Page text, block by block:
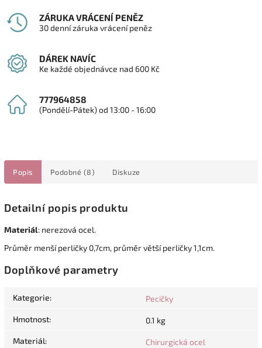
ZÁRUKA VRÁCENÍ PENĚZ
30 denní záruka vrácení peněz
DÁREK NAVÍC
Ke každé objednávce nad 600 Kč
777964858
(Pondělí-Pátek) od 13:00 - 16:00
Popis Podobné (8) Diskuze
Detailní popis produktu
Materiál: nerezová ocel.
Průměr menší perličky 0,7cm, průměr větší perličky 1,1cm.
Doplňkové parametry
Kategorie: Pecičky
Hmotnost: 0.1 kg
Materiál: Chirurgická ocel